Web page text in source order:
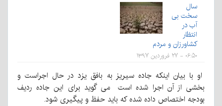
سال
سخت بی
آب در
انتظار
کشاورزان و مردم
۰۶:۵۰ - ۲۷ فروردین ۱۳۹۷
او با بیان اینکه جاده سیریز به بافق یزد در حال اجراست و
بخشی از آن اجرا شده است می گوید برای این جاده ردیف
بودجه اختصاص داده شده که باید حفظ و پیگیری شود.